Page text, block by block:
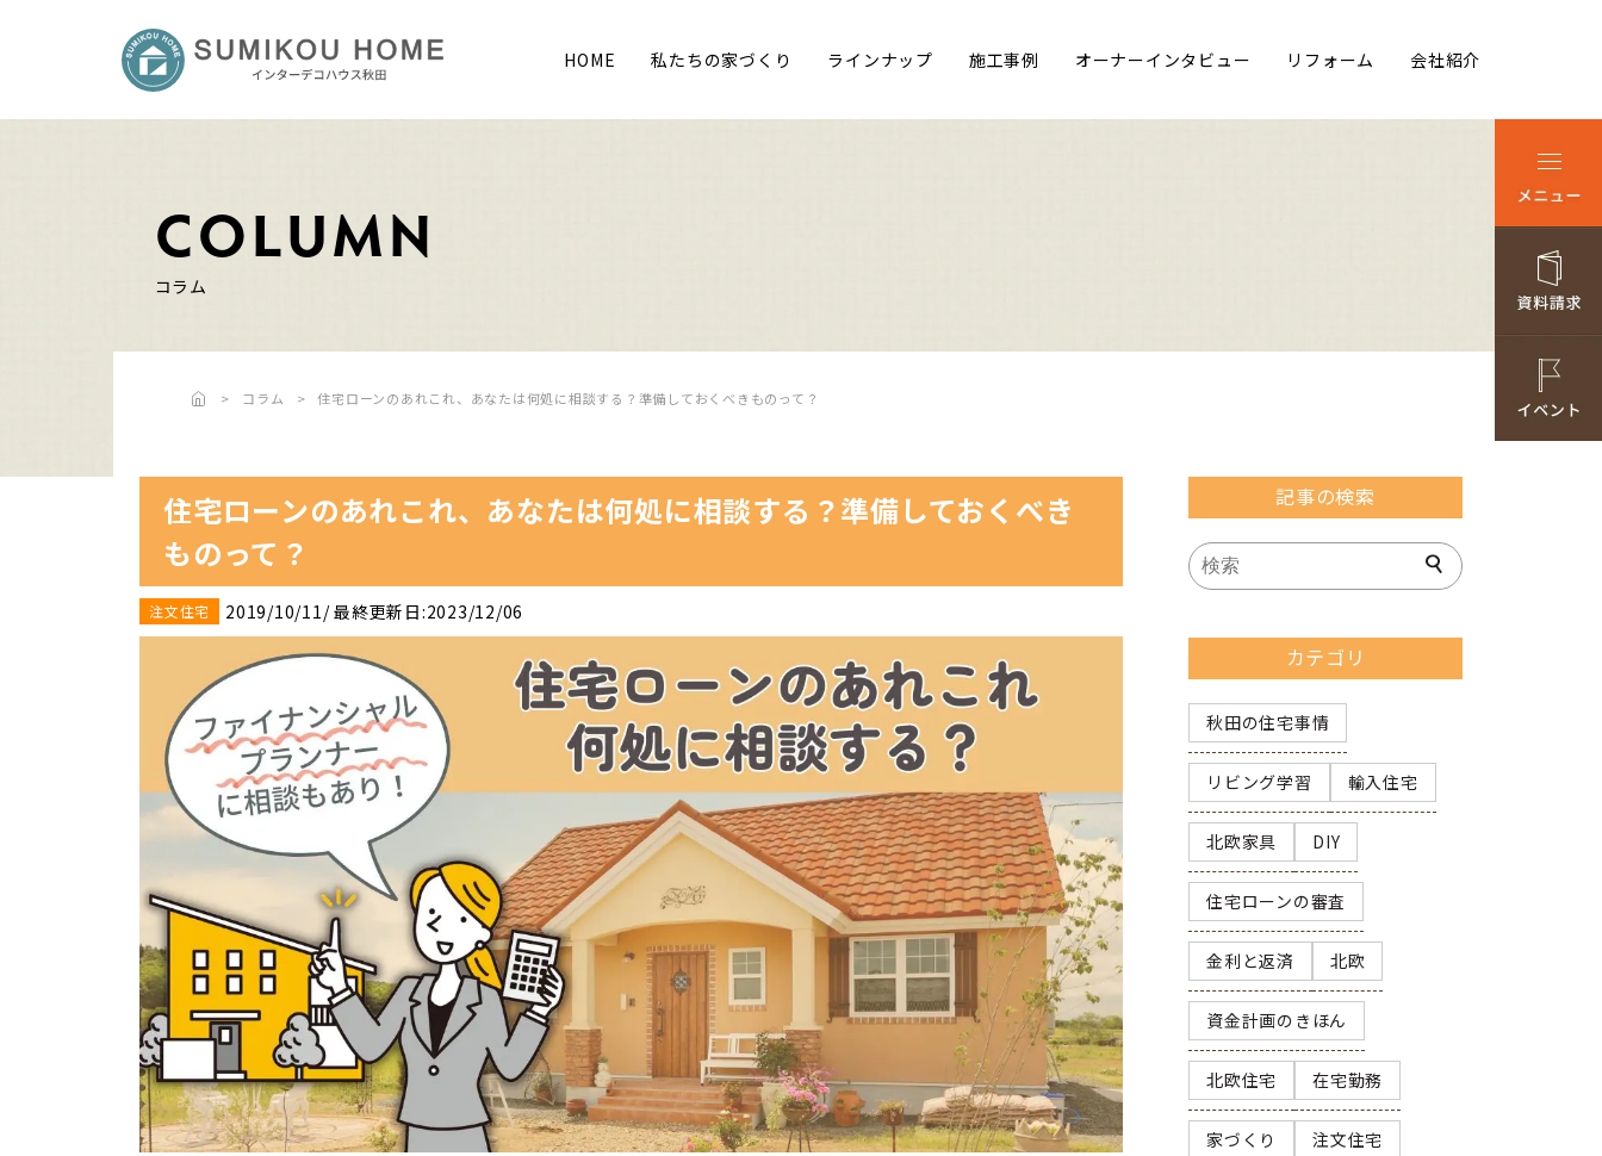
HOME 私たちの家づくり ラインナップ 施工事例 オーナーインタビュー リフォーム 会社紹介
COLUMN
コラム
コラム 住宅ローンのあれこれ、あなたは何処に相談する？準備しておくべきものって？
住宅ローンのあれこれ、あなたは何処に相談する？準備しておくべき
ものって？
注文住宅 2019/10/11/ 最終更新日:2023/12/06
記事の検索
カテゴリ
秋田の住宅事情
リビング学習 輸入住宅
北欧家具 DIY
住宅ローンの審査
金利と返済 北欧
資金計画のきほん
北欧住宅 在宅勤務
家づくり 注文住宅